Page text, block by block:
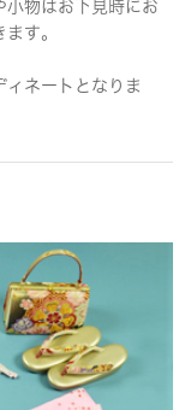
物はお下見時にお
す。
ネートとなりま